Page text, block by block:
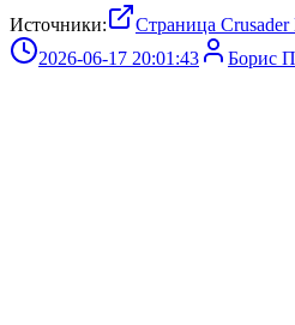
Источники:
Страница
2026-06-17 20:01:43
Борис